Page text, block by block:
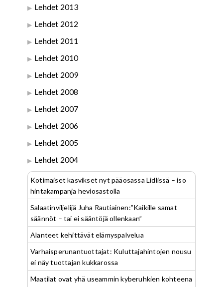
Lehdet 2013
Lehdet 2012
Lehdet 2011
Lehdet 2010
Lehdet 2009
Lehdet 2008
Lehdet 2007
Lehdet 2006
Lehdet 2005
Lehdet 2004
Kotimaiset kasvikset nyt pääosassa Lidlissä – iso
hintakampanja heviosastolla
Salaatinviljelijä Juha Rautiainen:”Kaikille samat
säännöt – tai ei sääntöjä ollenkaan”
Alanteet kehittävät elämyspalvelua
Varhaisperunantuottajat: Kuluttajahintojen nousu
ei näy tuottajan kukkarossa
Maatilat ovat yhä useammin kyberuhkien kohteena